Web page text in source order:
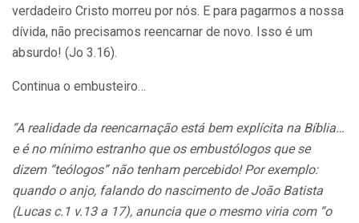
verdadeiro Cristo morreu por nós. E para pagarmos a nossa
dívida, não precisamos reencarnar de novo. Isso é um
absurdo! (Jo 3.16).
Continua o embusteiro…
“A realidade da reencarnação está bem explícita na Bíblia…
e é no mínimo estranho que os embustólogos que se
dizem “teólogos” não tenham percebido! Por exemplo:
quando o anjo, falando do nascimento de João Batista
(Lucas c.1 v.13 a 17), anuncia que o mesmo viria com “o